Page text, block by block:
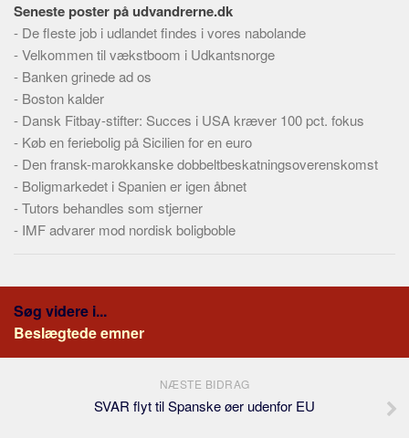
Seneste poster på udvandrerne.dk
- De fleste job i udlandet findes i vores nabolande
-Velkommen til vækstboom i Udkantsnorge
- Banken grinede ad os
- Boston kalder
- Dansk Fitbay-stifter: Succes i USA kræver 100 pct. fokus
- Køb en feriebolig på Sicilien for en euro
- Den fransk-marokkanske dobbeltbeskatningsoverenskomst
- Boligmarkedet i Spanien er igen åbnet
-Tutors behandles som stjerner
- IMF advarer mod nordisk boligboble
Søg videre i...
Beslægtede emner
NÆSTE BIDRAG
SVAR flyt til Spanske øer udenfor EU